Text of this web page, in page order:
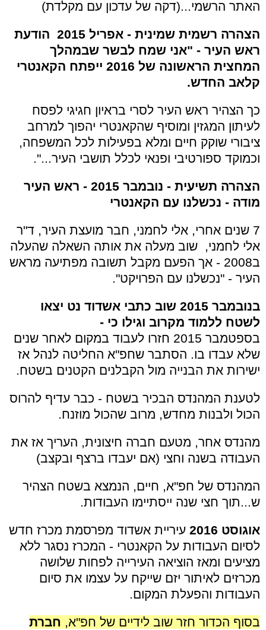
האתר הרשמי...(דקה של עדכון עם מקלדת)
הצהרה רשמית שמינית - אפריל 2015 הודעת
ראש העיר - "אני שמח לבשר שבמהלך
המחצית הראשונה של 2016 ייפתח הקאנטרי
קלאב החדש.
כך הצהיר ראש העיר לסרי בראיון חגיגי לפסח
לעיתון המגזין ומוסיף שהקאנטרי יהפוך למרחב
ציבורי שוקק חיים ומלא בפעילות לכל המשפחה,
וכמוקד ספורטיבי ופנאי לכלל תושבי העיר...".
הצהרה תשיעית - נובמבר 2015 - ראש העיר
מודה - נכשלנו עם הקאנטרי
7 שנים אחרי, אלי לחמני, חבר מועצת העיר, ד"ר
אלי לחמני, שוב מעלה את אותה השאלה שהעלה
ב2008 - אך הפעם מקבל תשובה מפתיעה מראש
העיר - "נכשלנו עם הפרויקט".
בנובמבר 2015 שוב כתבי אשדוד נט יצאו
לשטח ללמוד מקרוב וגילו כי -
בספטמבר 2015 חזרו לעבוד במקום לאחר שנים
שלא עבדו בו. הסתבר שחפ"א החליטה לנהל אז
ישירות את הבנייה מול הקבלנים הקטנים בשטח.
לטענת המהנדס הבכיר בשטח - כבר עדיף להרוס
הכול ולבנות מחדש, מרוב שהכול מוזנח.
מהנדס אחר, מטעם חברה חיצונית, העריך אז את
העבודה בשנה וחצי (אם יעבדו ברצף ובקצב)
המהנדס של חפ"א, חיים, הנמצא בשטח הצהיר
ש...תוך חצי שנה ייסתיימו העבודות.
אוגוסט 2016
עיריית אשדוד מפרסמת מכרז חדש
לסיום העבודות על הקאנטרי - המכרז נסגר ללא
מציעים ומאז הוציאה העירייה לפחות שלושה
מכרזים לאיתור יזם שייקח על עצמו את סיום
העבודות והפעלת המקום.
בסוף הכדור חזר שוב לידיים של חפ"א, חברת